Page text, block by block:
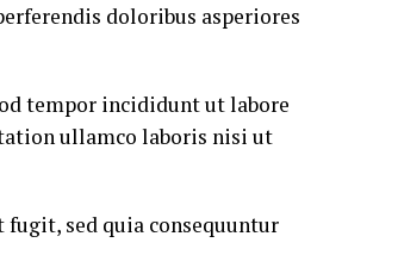
doloribus asperiores
tempor incididunt ut labore
ullamco laboris nisi ut
sed quia consequuntur